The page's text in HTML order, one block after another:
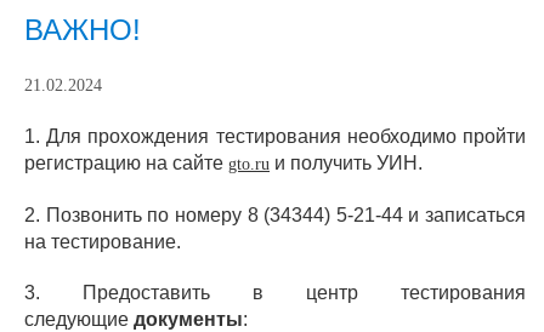
ВАЖНО!
21.02.2024
1. Для прохождения тестирования необходимо пройти
регистрацию на сайте gto.ru и получить УИН.
2. Позвонить по номеру 8 (34344) 5-21-44 и записаться
на тестирование.
3. Предоставить в центр тестирования
следующие документы: